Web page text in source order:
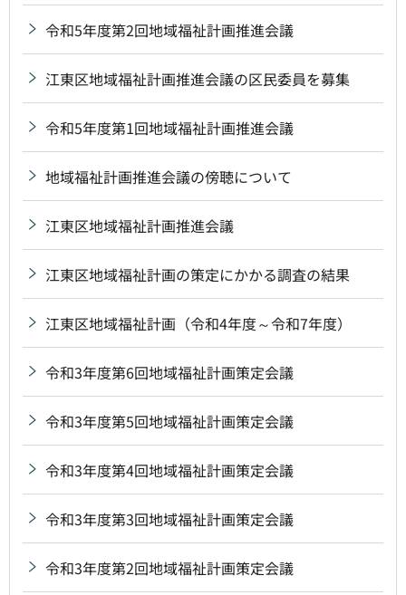
令和5年度第2回地域福祉計画推進会議
江東区地域福祉計画推進会議の区民委員を募集
令和5年度第1回地域福祉計画推進会議
地域福祉計画推進会議の傍聴について
江東区地域福祉計画推進会議
江東区地域福祉計画の策定にかかる調査の結果
江東区地域福祉計画（令和4年度～令和7年度）
令和3年度第6回地域福祉計画策定会議
令和3年度第5回地域福祉計画策定会議
令和3年度第4回地域福祉計画策定会議
令和3年度第3回地域福祉計画策定会議
令和3年度第2回地域福祉計画策定会議